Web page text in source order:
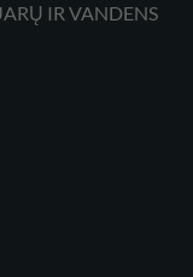
IR VANDENS